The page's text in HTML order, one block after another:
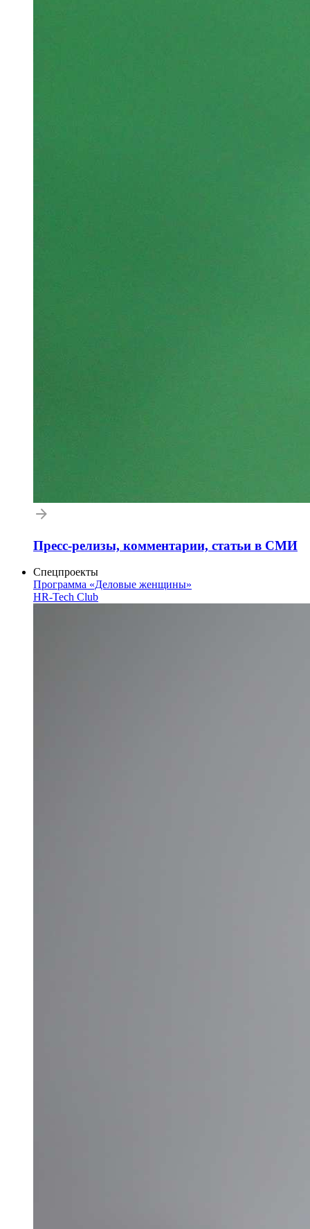
Пресс-релизы, комментарии, статьи в СМИ
Спецпроекты
Программа «Деловые женщины»
HR-Tech Club